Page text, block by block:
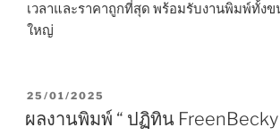
เวลาและราคาถูกที่สุด พร้อมรับงานพิมพ์ทั้งข
ใหญ่
P
S
25/01/2025
ผลงานพิมพ์ “ ปฏิทิน FreenBecky